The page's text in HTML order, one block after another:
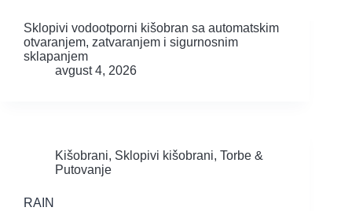
Sklopivi vodootporni kišobran sa automatskim
otvaranjem, zatvaranjem i sigurnosnim
sklapanjem
avgust 4, 2026
Kišobrani, Sklopivi kišobrani, Torbe &
Putovanje
RAIN